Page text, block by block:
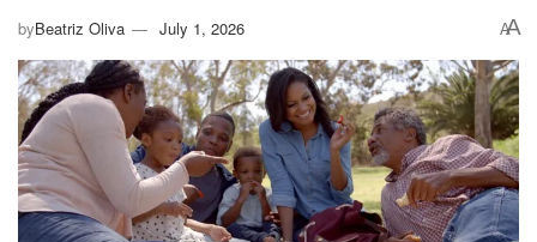
byBeatriz Oliva July 1, 2026 AA